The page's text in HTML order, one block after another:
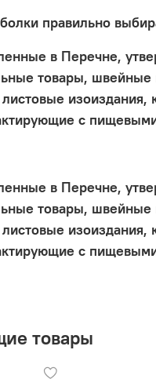
правильно
в Перечне,
товары,
с
в Перечне,
товары,
с
товары